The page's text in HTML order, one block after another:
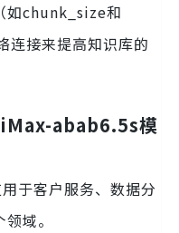
如chunk_size和
接来提高知识库的
abab6.5s模
于客户服务、数据分
域。